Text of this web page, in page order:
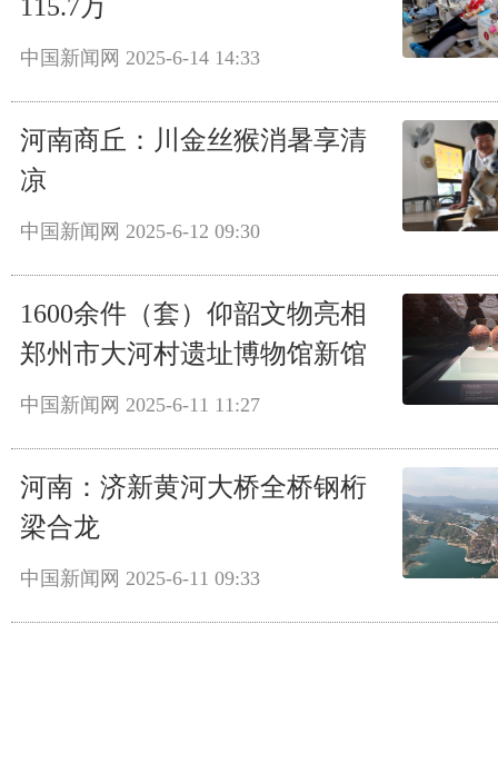
115.7万
中国新闻网 2025-6-14 14:33
河南商丘：川金丝猴消暑享清
凉
中国新闻网 2025-6-12 09:30
1600余件（套）仰韶文物亮相
郑州市大河村遗址博物馆新馆
中国新闻网 2025-6-11 11:27
河南：济新黄河大桥全桥钢桁
梁合龙
中国新闻网 2025-6-11 09:33